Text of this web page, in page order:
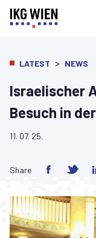
LATEST > NEWS
Israelischer
Besuch in
11. 07. 25.
Share